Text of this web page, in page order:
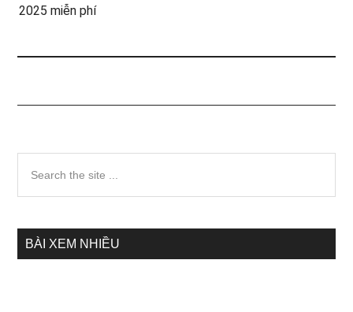
2025 miễn phí
Sidebar
chính
the
BÀI XEM NHIỀU